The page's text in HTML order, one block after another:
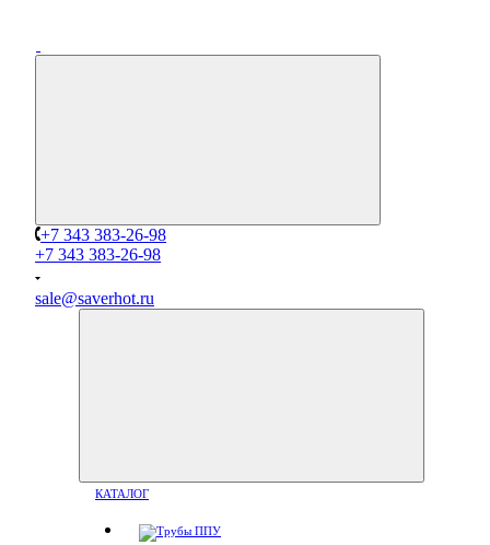
+7 343 383-26-98
+7 343 383-26-98
sale@saverhot.ru
КАТАЛОГ